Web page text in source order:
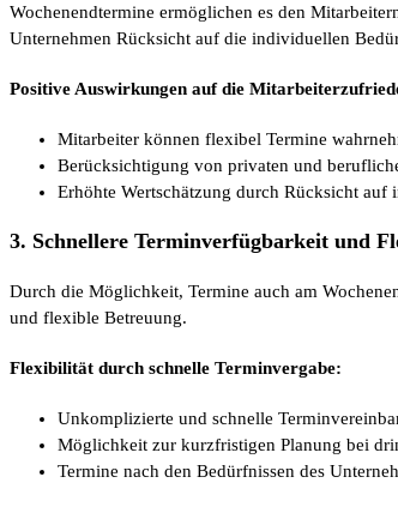
Wochenendtermine ermöglichen es den
Unternehmen Rücksicht auf die individuellen
Positive Auswirkungen auf die
Mitarbeiter können flexibel Termine
Berücksichtigung von privaten und
Erhöhte Wertschätzung durch Rücksicht auf
3. Schnellere Terminverfügbarkeit und
Durch die Möglichkeit, Termine auch am
und flexible Betreuung.
Flexibilität durch schnelle Terminvergabe:
Unkomplizierte und schnelle
Möglichkeit zur kurzfristigen Planung bei
Termine nach den Bedürfnissen des